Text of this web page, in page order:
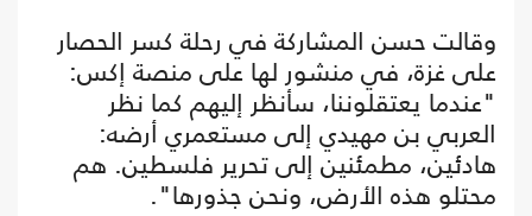
وقالت حسن المشاركة في رحلة كسر الحصار
على غزة، في منشور لها على منصة إكس:
"عندما يعتقلوننا، سأنظر إليهم كما نظر
العربي بن مهيدي إلى مستعمري أرضه:
هادئين، مطمئنين إلى تحرير فلسطين. هم
محتلو هذه الأرض، ونحن جذورها".